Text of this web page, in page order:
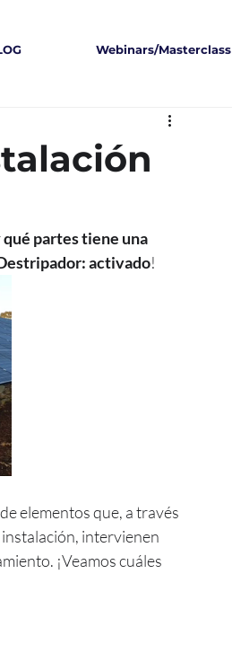
Webinars/Masterclass
qué partes tiene una
activado!
elementos que, a través
intervienen
¡Veamos cuáles